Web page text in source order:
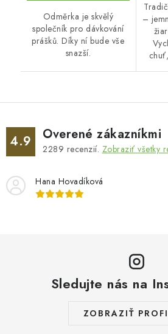
Odměrka je skvělý
společník pro dávkování
prášků. Díky ní bude vše
snazší.
–
4.9 Overené zákazníkmi
2289 recenzií. Zobraziť všetky
Hana Hovadíková
Sledujte nás na
ZOBRAZIŤ